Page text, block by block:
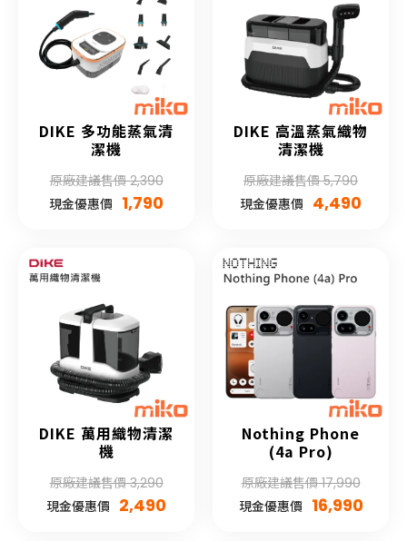
DIKE 多功能蒸氣清
潔機
原廠建議售價 2,390
現金優惠價 1,790
DIKE 高溫蒸氣織物
清潔機
原廠建議售價 5,790
現金優惠價 4,490
DIKE 萬用織物清潔
機
原廠建議售價 3,290
現金優惠價 2,490
Nothing Phone
(4a Pro)
原廠建議售價 17,990
現金優惠價 16,990